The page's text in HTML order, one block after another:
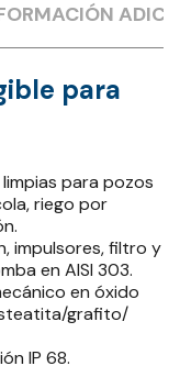
para
para pozos
riego por
impulsores, filtro y
en AISI 303.
en óxido
grafito/
IP 68.